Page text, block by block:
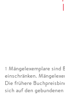
1 Mängelexemplare sind
einschränken.
Die frühere
sich auf den